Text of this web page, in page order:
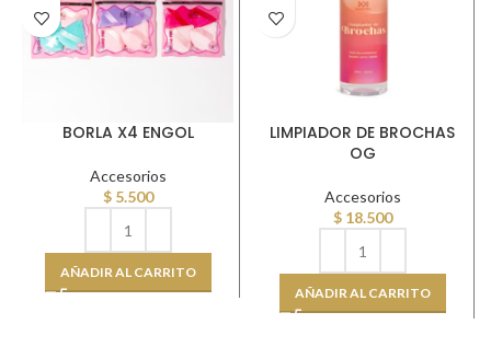
BORLA X4 ENGOL
Accesorios
$5.500
AÑADIR AL CARRITO
LIMPIADOR DE BROCHAS
OG
Accesorios
$18.500
AÑADIR AL CARRITO